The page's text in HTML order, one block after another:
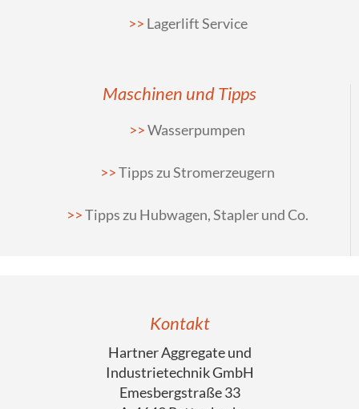
Lagerlift Service
Maschinen und Tipps
Wasserpumpen
Tipps zu Stromerzeugern
Tipps zu Hubwagen, Stapler und Co.
Kontakt
Hartner Aggregate und
Industrietechnik GmbH
Emesbergstraße 33